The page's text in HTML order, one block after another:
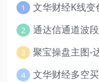
1
2 通达信通道波
3 聚宝操盘主图-
4 文华财经多空